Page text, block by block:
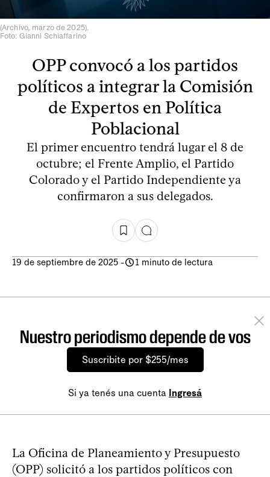
(Archivo, marzo de 2025).
Foto: Gianni Schiaffarino
OPP convocó a los partidos
políticos a integrar la Comisión
de Expertos en Política
Poblacional
El primer encuentro tendrá lugar el 8 de
octubre; el Frente Amplio, el Partido
Colorado y el Partido Independiente ya
confirmaron a sus delegados.
19 de septiembre de 2025 - 1 minuto de lectura
Nuestro periodismo depende de vos
Suscribite por $255/mes
Si ya tenés una cuenta Ingresá
La Oficina de Planeamiento y Presupuesto
(OPP) solicitó a los partidos políticos con